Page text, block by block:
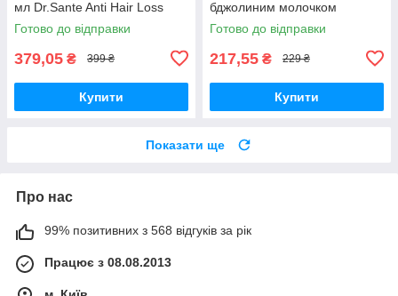
мл Dr.Sante Anti Hair Loss
Готово до відправки
379,05 ₴ 399 ₴
Купити
бджолиним молочком
живлення 946 мл
Готово до відправки
217,55 ₴ 229 ₴
Купити
Показати ще
Про нас
99% позитивних з 568 відгуків за рік
Працює з 08.08.2013